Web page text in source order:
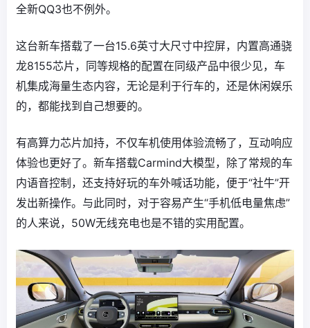
全新QQ3也不例外。
这台新车搭载了一台15.6英寸大尺寸中控屏，内置高通骁
龙8155芯片，同等规格的配置在同级产品中很少见，车
机集成海量生态内容，无论是利于行车的，还是休闲娱乐
的，都能找到自己想要的。
有高算力芯片加持，不仅车机使用体验流畅了，互动响应
体验也更好了。新车搭载Carmind大模型，除了常规的车
内语音控制，还支持好玩的车外喊话功能，便于“社牛”开
发出新操作。与此同时，对于容易产生“手机低电量焦虑”
的人来说，50W无线充电也是不错的实用配置。